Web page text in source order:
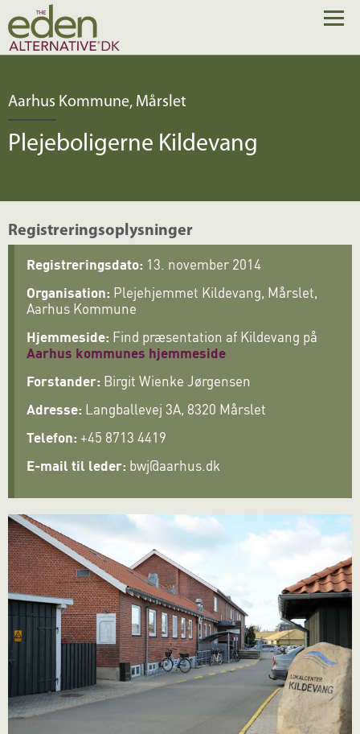
Aarhus Kommune, Mårslet
Plejeboligerne Kildevang
Registreringsoplysninger
Registreringsdato: 13. november 2014
Organisation: Plejehjemmet Kildevang, Mårslet,
Aarhus Kommune
Hjemmeside: Find præsentation af Kildevang på
Aarhus kommunes hjemmeside
Forstander: Birgit Wienke Jørgensen
Adresse: Langballevej 3A, 8320 Mårslet
Telefon: +45 8713 4419
E-mail til leder: bwj@aarhus.dk